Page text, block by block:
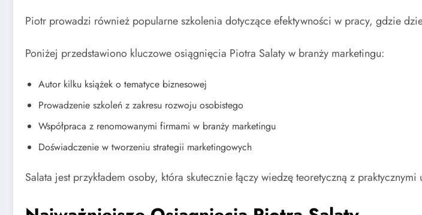
Piotr prowadzi również popularne szkolenia dotyczące efektywności w pracy, gdzie
Poniżej przedstawiono kluczowe osiągnięcia Piotra Salaty w branży marketingu:
Autor kilku książek o tematyce biznesowej
Prowadzenie szkoleń z zakresu rozwoju osobistego
Współpraca z renomowanymi firmami w branży marketingu
Doświadczenie w tworzeniu strategii marketingowych
Salata jest przykładem osoby, która skutecznie łączy wiedzę teoretyczną z